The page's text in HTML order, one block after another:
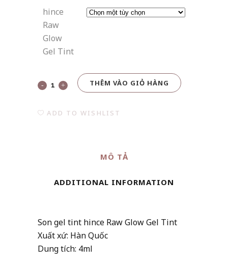
từ
265,000₫
hince
Raw
Glow
Gel Tint
hince
quantity
THÊM VÀO GIỎ HÀNG
ADD TO WISHLIST
MÔ TẢ
ADDITIONAL INFORMATION
Son gel tint hince Raw Glow Gel Tint
Xuất xứ: Hàn Quốc
Dung tích: 4ml